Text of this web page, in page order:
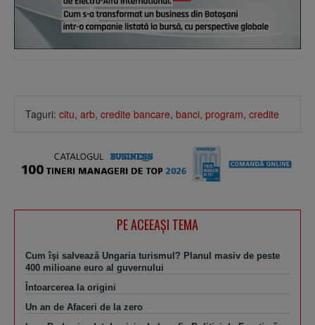
Taguri: citu, arb, credite bancare, banci, program, credite
PE ACEEAŞI TEMA
Cum îşi salvează Ungaria turismul? Planul masiv de peste
400 milioane euro al guvernului
Întoarcerea la origini
Un an de Afaceri de la zero